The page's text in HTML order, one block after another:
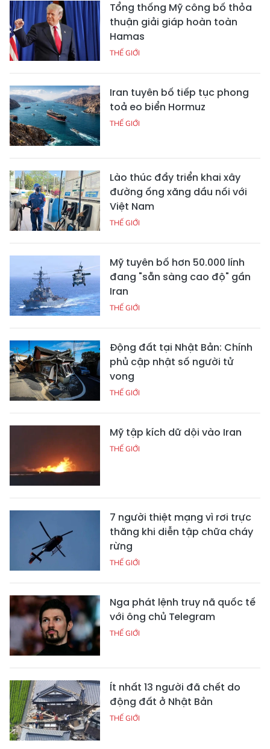
Tổng thống Mỹ công bố thỏa
thuận giải giáp hoàn toàn
Hamas
THẾ GIỚI
Iran tuyên bố tiếp tục phong
toả eo biển Hormuz
THẾ GIỚI
Lào thúc đẩy triển khai xây
đường ống xăng dầu nối với
Việt Nam
THẾ GIỚI
Mỹ tuyên bố hơn 50.000 lính
đang "sẵn sàng cao độ" gần
Iran
THẾ GIỚI
Động đất tại Nhật Bản: Chính
phủ cập nhật số người tử
vong
THẾ GIỚI
Mỹ tập kích dữ dội vào Iran
THẾ GIỚI
7 người thiệt mạng vì rơi trực
thăng khi diễn tập chữa cháy
rừng
THẾ GIỚI
Nga phát lệnh truy nã quốc tế
với ông chủ Telegram
THẾ GIỚI
Ít nhất 13 người đã chết do
động đất ở Nhật Bản
THẾ GIỚI